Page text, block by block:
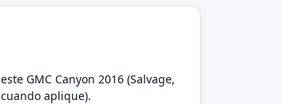
GMC Canyon 2016 (Salvage,
aplique).